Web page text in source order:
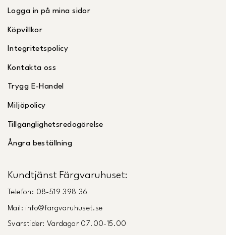
Logga in på mina sidor
Köpvillkor
Integritetspolicy
Kontakta oss
Trygg E-Handel
Miljöpolicy
Tillgänglighetsredogörelse
Ångra beställning
Kundtjänst Färgvaruhuset:
Telefon: 08-519 398 36
Mail: info@fargvaruhuset.se
Svarstider: Vardagar 07.00-15.00